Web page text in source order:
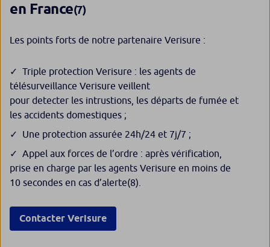
en France(7)
Les points forts de notre partenaire Verisure :
Triple protection Verisure : les agents de
télésurveillance Verisure veillent
pour detecter les intrustions, les départs de fumée et
les accidents domestiques ;
Une protection assurée 24h/24 et 7j/7 ;
Appel aux forces de l’ordre : après vérification,
prise en charge par les agents Verisure en moins de
10 secondes en cas d’alerte(8)
Contacter Verisure